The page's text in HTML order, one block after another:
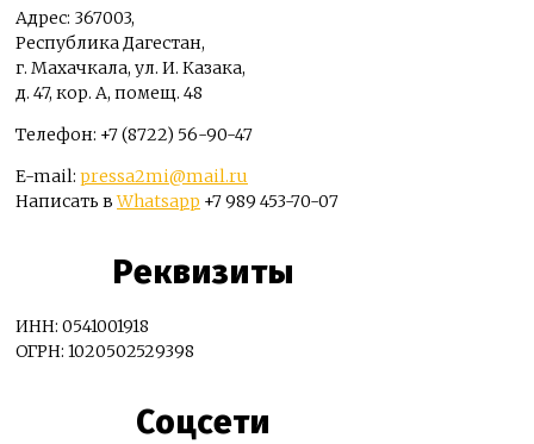
Адрес: 367003,
Республика Дагестан,
г. Махачкала, ул. И. Казака,
д. 47, кор. А, помещ. 48
Телефон: +7 (8722) 56-90-47
E-mail: pressa2mi@mail.ru
Написать вWhatsapp +7 989 453-70-07
Реквизиты
ИНН: 0541001918
ОГРН: 1020502529398
Соцсети